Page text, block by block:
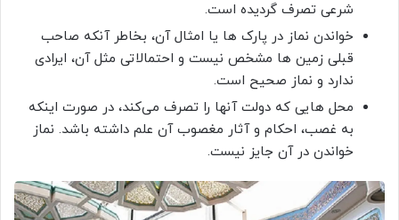
شرعی تصرف گردیده است.
خواندن نماز در پارک ها یا امثال آن، بخاطر آنکه صاحب
قبلی زمین ها مشخص نیست و احتمالاتی مثل آن، ایرادی
ندارد و نماز صحیح است.
محل هایی که دولت آنها را تصرف می‌کند، در صورت اینکه
به غصب، احکام و آثار مغصوب آن علم داشته باشد. نماز
خواندن در آن جایز نیست.